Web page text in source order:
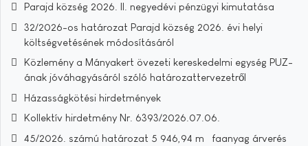
Parajd község 2026. II. negyedévi pénzügyi kimutatása
32/2026-os határozat Parajd község 2026. évi helyi
költségvetésének módosításáról
Közlemény a Mányakert övezeti kereskedelmi egység PUZ-
ának jóváhagyásáról szóló határozattervezetről
Házasságkötési hirdetmények
Kollektív hirdetmény Nr. 6393/2026.07.06.
45/2026. számú határozat 5 946,94 m³ faanyag árverés